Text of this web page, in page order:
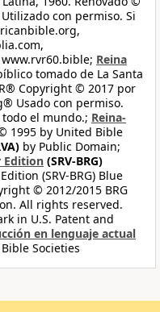
con permiso. Si
Reina
tomado de La Santa
Copyright © 2017 por
Usado con permiso.
todo el mundo.; Reina-
1995 by United Bible
by Public Domain;
Edition (SRV-BRG)
(SRV-BRG) Blue
© 2012/2015 BRG
All rights reserved.
in U.S. Patent and
en lenguaje actual
Societies